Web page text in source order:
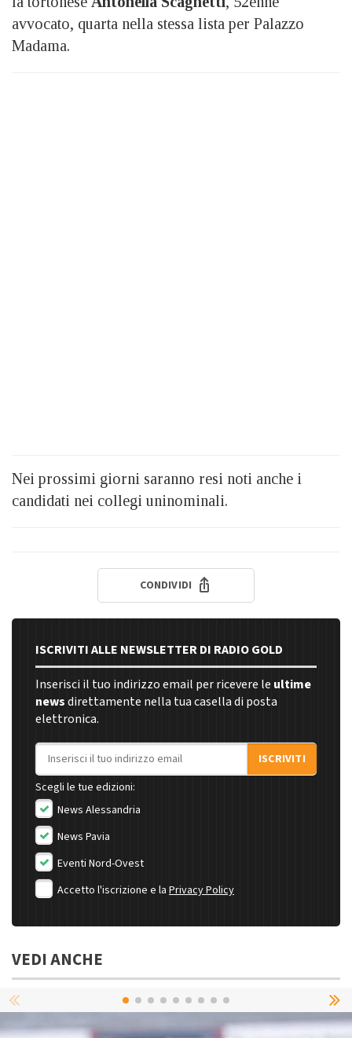
avvocato, quarta nella stessa lista per Palazzo
Madama.
Nei prossimi giorni saranno resi noti anche i
candidati nei collegi uninominali.
CONDIVIDI
ISCRIVITI ALLE NEWSLETTER DI RADIO GOLD
Inserisci il tuo indirizzo email per ricevere le ultime
newsdirettamente nella tua casella di posta
elettronica.
Indirizzo email
ISCRIVITI
Scegli le tue edizioni:
News Alessandria
News Pavia
Eventi Nord-Ovest
Accetto l'iscrizione e la Privacy Policy
VEDI ANCHE